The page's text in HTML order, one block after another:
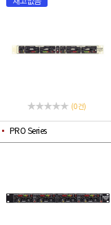
(0 건)
PRO Series